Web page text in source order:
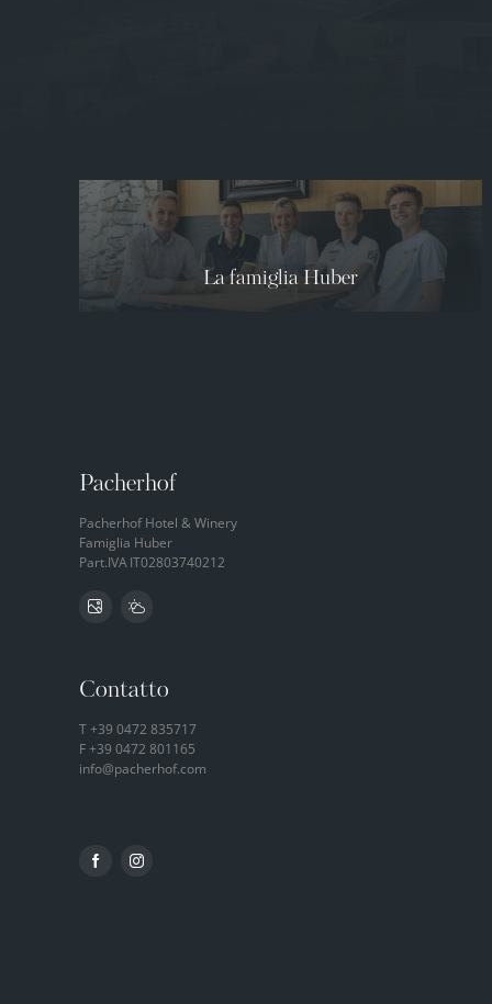
La famiglia Huber
Pacherhof
Pacherhof Hotel & Winery
Famiglia Huber
Part.IVAIT02803740212
Contatto
T+39 0472 835717
F +39 0472 801165
info@pacherhof.com